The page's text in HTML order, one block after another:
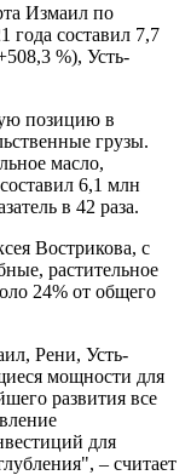
Измаил по
года составил 7,7
%), Усть-
позицию в
грузы.
масло,
6,1 млн
в 42 раза.
Вострикова, с
растительное
24% от общего
Рени, Усть-
мощности для
развития все
для
– считает